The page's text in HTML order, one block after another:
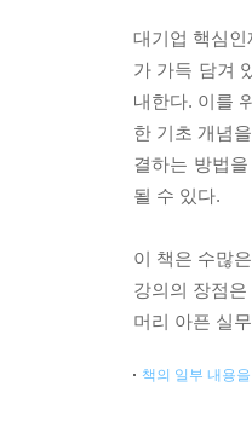
대기업 핵심인
가 가득 담겨
내한다. 이를
한 기초 개념
결하는 방법
될 수 있다.
이 책은 수많
강의의 장점
머리 아픈 실
책의 일부 내용